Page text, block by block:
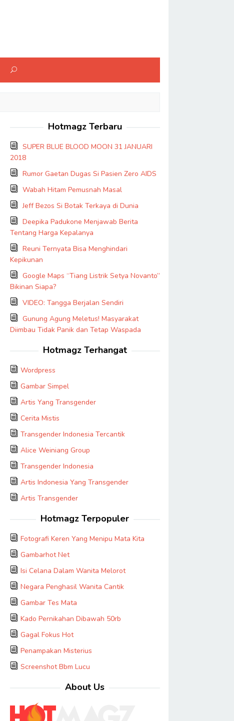
Hotmagz Terbaru
SUPER BLUE BLOOD MOON 31 JANUARI
2018
Rumor Gaetan Dugas Si Pasien Zero AIDS
Wabah Hitam Pemusnah Masal
Jeff Bezos Si Botak Terkaya di Dunia
Deepika Padukone Menjawab Berita
Tentang Harga Kepalanya
Reuni Ternyata Bisa Menghindari
Kepikunan
Google Maps “Tiang Listrik Setya Novanto”
Bikinan Siapa?
VIDEO: Tangga Berjalan Sendiri
Gunung Agung Meletus! Masyarakat
Diimbau Tidak Panik dan Tetap Waspada
Hotmagz Terhangat
Wordpress
Gambar Simpel
Artis Yang Transgender
Cerita Mistis
Transgender Indonesia Tercantik
Alice Weiniang Group
Transgender Indonesia
Artis Indonesia Yang Transgender
Artis Transgender
Hotmagz Terpopuler
Fotografi Keren Yang Menipu Mata Kita
Gambarhot Net
Isi Celana Dalam Wanita Melorot
Negara Penghasil Wanita Cantik
Gambar Tes Mata
Kado Pernikahan Dibawah 50rb
Gagal Fokus Hot
Penampakan Misterius
Screenshot Bbm Lucu
About Us